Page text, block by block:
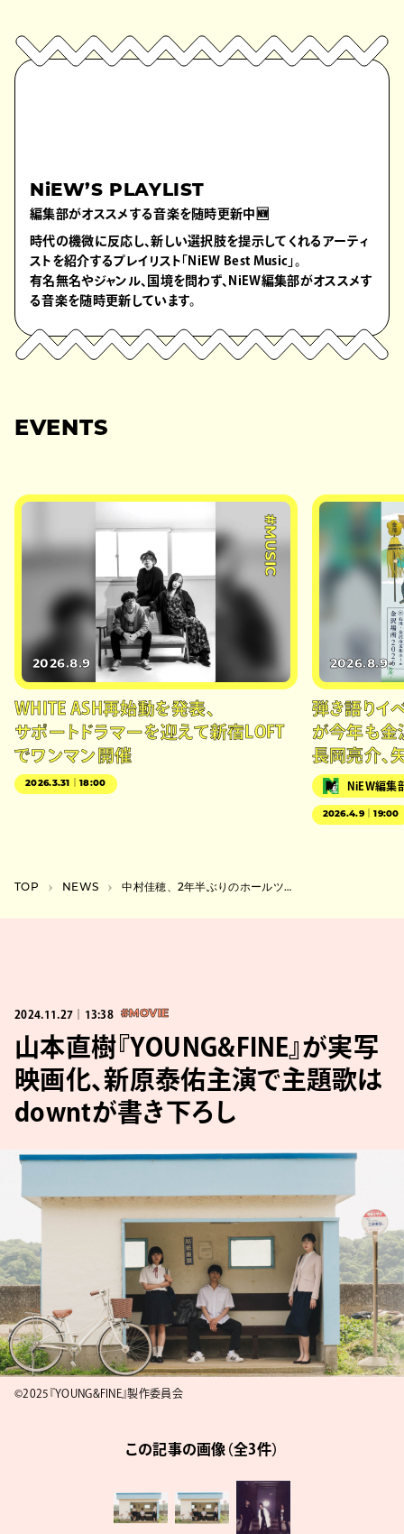
NiEW’S PLAYLIST
編集部がオススメする音楽を随時更新中🆕
時代の機微に反応し、新しい選択肢を提示してくれるアーティ
ストを紹介するプレイリスト「NiEW Best Music」。
有名無名やジャンル、国境を問わず、NiEW編集部がオススメす
る音楽を随時更新しています。
EVENTS
#MUSIC
2026.8.9
WHITE ASH再始動を発表、
サポートドラマーを迎えて新宿LOFT
でワンマン開催
2026.3.31｜18:00
2026.8.9
弾き語りイ
が今年も金
長岡亮介、
NiEW編集
2026.4.9｜19:00
TOP NEWS 中村佳穂、2年半ぶりのホールツアーはピアノソロ体制で全国5都市
2024.11.27｜13:38 #MOVIE
山本直樹『YOUNG&FINE』が実写
映画化、新原泰佑主演で主題歌は
downtが書き下ろし
©2025『YOUNG&FINE』製作委員会
この記事の画像（全3件）